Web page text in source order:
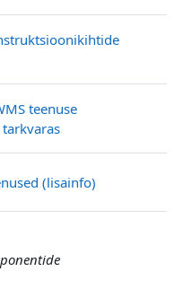
teenuse
Link/URL
(lisainfo)